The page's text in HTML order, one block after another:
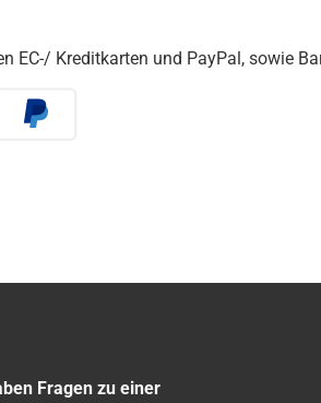
EC-/ Kreditkarten und PayPal, sowie
Fragen zu einer